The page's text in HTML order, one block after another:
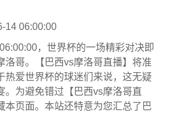
14 06:00:00
，世界杯的一场精彩对决即
哥。【巴西vs摩洛哥直播】将准
热爱世界杯的球迷们来说，这无疑
。为避免错过【巴西vs摩洛哥直
本页面。本站还特意为您汇总了巴